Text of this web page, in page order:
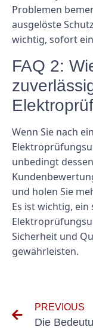
Problemen
ausgelöste
wichtig, sofort
FAQ 2:
Wenn Sie nach
unbedingt
und holen Sie
Es ist wichtig, ein
Sicherheit und
gewährleisten.
PREVIOUS